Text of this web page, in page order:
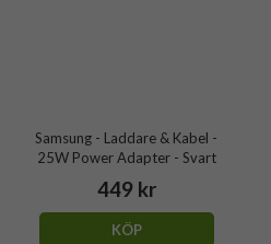
Samsung - Laddare & Kabel -
25W Power Adapter - Svart
449 kr
KÖP